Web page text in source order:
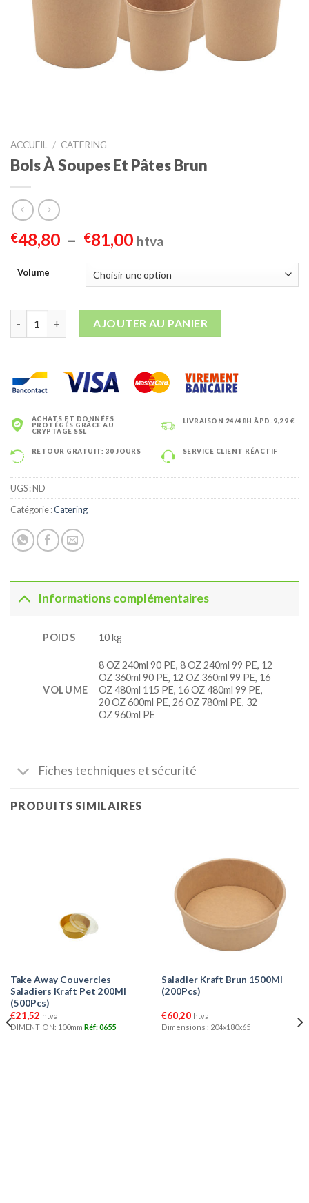
ACCUEIL / CATERING
Bols À Soupes Et Pâtes Brun
€48,80 – €81,00Plage
prix :
€48,80
à
€81,00
htva
Volume
quantité de Bols à Soupes et Pâtes Brun
AJOUTER AU PANIER
ACHATS ET DONNÉES
PROTÉGÉS GRÂCE AU
CRYPTAGE SSL
LIVRAISON 24/48H ÀPD. 9,29 €
RETOUR GRATUIT: 30 JOURS SERVICE CLIENT RÉACTIF
UGS :ND
Catégorie :Catering
Informations complémentaires
POIDS 10 kg
VOLUME
8 OZ 240ml 90 PE, 8 OZ 240ml 99 PE, 12
OZ 360ml 90 PE, 12 OZ 360ml 99 PE, 16
OZ 480ml 115 PE, 16 OZ 480ml 99 PE,
20 OZ 600ml PE, 26 OZ 780ml PE, 32
OZ 960ml PE
Fiches techniques et sécurité
PRODUITS SIMILAIRES
Take Away Couvercles
Saladiers Kraft Pet 200Ml
(500Pcs)
€21,52 htva
DIMENTION: 100mm Réf: 0655
Saladier Kraft Brun 1500Ml
(200Pcs)
€60,20 htva
Dimensions : 204x180x65